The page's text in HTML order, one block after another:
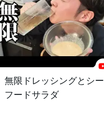
無限ドレッシングとシー
フードサラダ